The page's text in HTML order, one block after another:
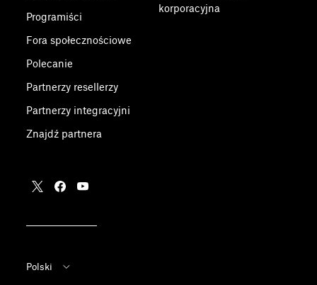
Programiści
Fora społecznościowe
Polecanie
Partnerzy resellerzy
Partnerzy integracyjni
Znajdź partnera
korporacyjna
Polski